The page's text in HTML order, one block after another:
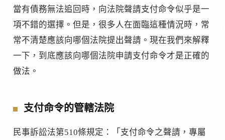
當有債務無法追回時，向法院聲請支付命令似乎是一
項不錯的選擇。但是，很多人在面臨這種情況時，常
常不清楚應該向哪個法院提出聲請。現在我們來解釋
一下，到底應該向哪個法院申請支付命令才是正確的
做法。
支付命令的管轄法院
民事訴訟法第510條規定：「支付命令之聲請，專屬